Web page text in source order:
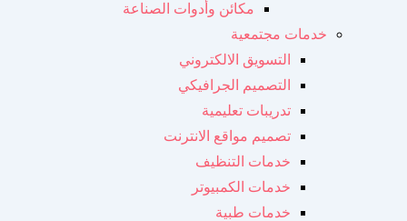
مكائن ​​وأدوات الصناعة
خدمات مجتمعية
التسويق الالكتروني
التصميم الجرافيكي
تدريبات تعليمية
تصميم مواقع الانترنت
خدمات التنظيف
خدمات الكمبيوتر
خدمات طبية